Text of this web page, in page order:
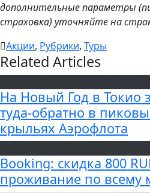
дополнительные параметры
страховка) уточняйте на
Акции, Рубрики, Туры
Related Articles
На Новый Год в Токио
туда-обратно в
крыльях Аэрофлота
Booking: скидка 800
проживание по всему